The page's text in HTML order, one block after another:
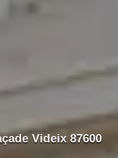
Videix 87600